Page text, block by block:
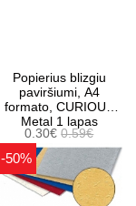
Popierius blizgiu
paviršiumi, A4
formato, CURIOUS
Metal 1 lapas
0.30€0.59€
-50%